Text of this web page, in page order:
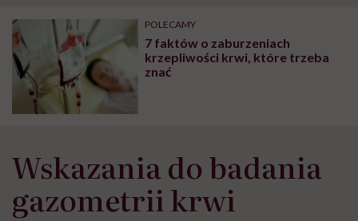
może chyba tylko
głupota i brak
wyobraźni"
pracy
POLECAMY
7 faktów o zaburzeniach
krzepliwości krwi, które trzeba
znać
Wskazania do badania
gazometrii krwi